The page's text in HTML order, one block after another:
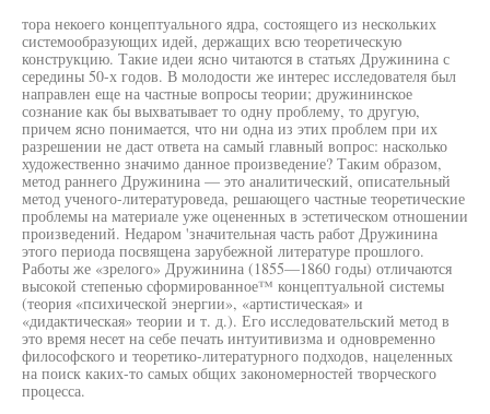
тора некоего концептуального ядра, состоящего из нескольких
системообразующих идей, держащих всю теоретическую
конструкцию. Такие идеи ясно читаются в статьях Дружинина с
середины 50-х годов. В молодости же интерес исследователя был
направлен еще на частные вопросы теории; дружининское
сознание как бы выхватывает то одну проблему, то другую,
причем ясно понимается, что ни одна из этих проблем при их
разрешении не даст ответа на самый главный вопрос: насколько
художественно значимо данное произведение? Таким образом,
метод раннего Дружинина — это аналитический, описательный
метод ученого-литературоведа, решающего частные теоретические
проблемы на материале уже оцененных в эстетическом отношении
произведений. Недаром 'значительная часть работ Дружинина
этого периода посвящена зарубежной литературе прошлого.
Работы же «зрелого» Дружинина (1855—1860 годы) отличаются
высокой степенью сформированное™ концептуальной системы
(теория «психической энергии», «артистическая» и
«дидактическая» теории и т. д.). Его исследовательский метод в
это время несет на себе печать интуитивизма и одновременно
философского и теоретико-литературного подходов, нацеленных
на поиск каких-то самых общих закономерностей творческого
процесса.